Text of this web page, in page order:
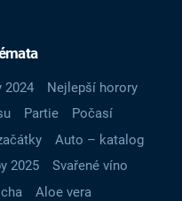
2024
Nejlepší horory
Partie
Počasí
Auto – katalog
2025
Svařené víno
Aloe vera